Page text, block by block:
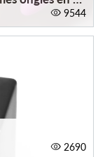
9544
2690